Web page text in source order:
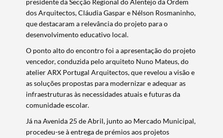
presidente da Secção Regional do Alentejo da Ordem
dos Arquitectos, Cláudia Gaspar e Nélson Rosmaninho,
que destacaram a relevância do projeto para o
desenvolvimento educativo local.
O ponto alto do encontro foi a apresentação do projeto
vencedor, conduzida pelo arquiteto Nuno Mateus, do
atelier ARX Portugal Arquitectos, que revelou a visão e
as soluções propostas para modernizar e adequar as
infraestruturas às necessidades atuais e futuras da
comunidade escolar.
Já na Avenida 25 de Abril, junto ao Mercado Municipal,
procedeu-se à entrega de prémios aos projetos